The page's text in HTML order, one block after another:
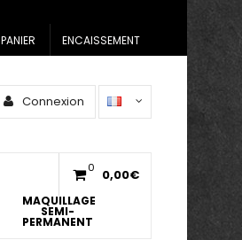
PANIER ENCAISSEMENT
Connexion
0 0,00€
MAQUILLAGE
SEMI-
PERMANENT